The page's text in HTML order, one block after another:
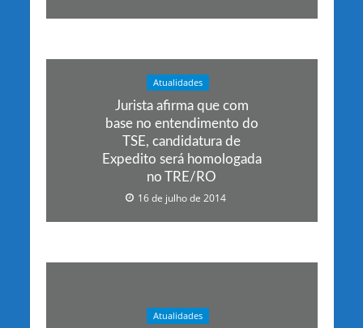
Atualidades
Jurista afirma que com
base no entendimento do
TSE, candidatura de
Expedito será homologada
no TRE/RO
16 de julho de 2014
Atualidades